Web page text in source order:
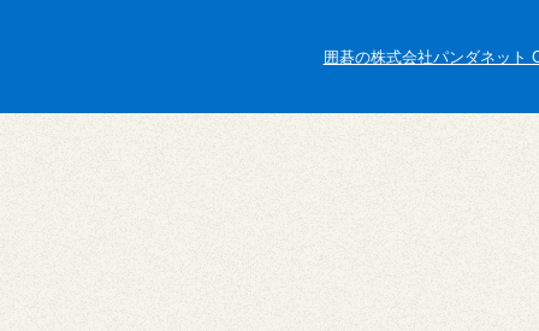
囲碁の株式会社パンダネット